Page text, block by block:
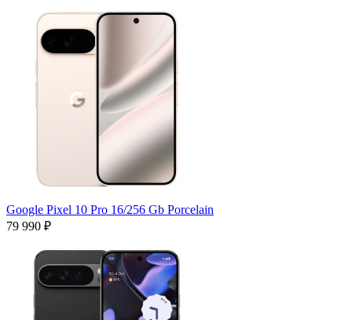
Google Pixel 10 Pro 16/256 Gb Porcelain
79 990 ₽